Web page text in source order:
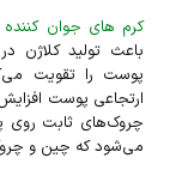
کرم‌ های جوان
باعث تولید کلاژن
پوست را تقویت
ارتجاعی پوست
چروک‌های ثابت روی
می‌شود که چین و